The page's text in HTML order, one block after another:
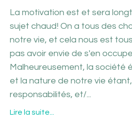
La motivation est et sera
sujet chaud! On a tous des
notre vie, et cela nous est
pas avoir envie de s'en
Malheureusement, la société
et la nature de notre vie
responsabilités, et/...
Lire la suite...